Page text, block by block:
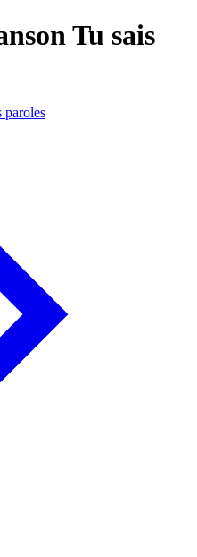
Tu sais
paroles